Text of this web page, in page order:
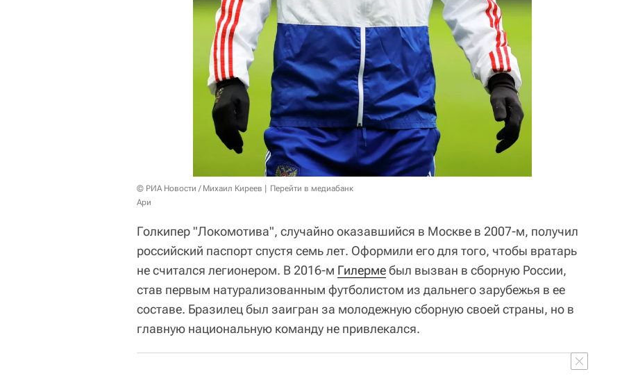
© РИА Новости / Михаил Киреев
Перейти в медиабанк
Ари
Голкипер "Локомотива", случайно оказавшийся в Москве в 2007-м, получил
российский паспорт спустя семь лет. Оформили его для того, чтобы вратарь
не считался легионером. В 2016-м Гилермебыл вызван в сборную России,
став первым натурализованным футболистом из дальнего зарубежья в ее
составе. Бразилец был заигран за молодежную сборную своей страны, но в
главную национальную команду не привлекался.